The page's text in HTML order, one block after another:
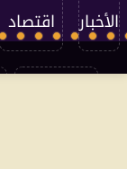
الأخبار اقتصاد